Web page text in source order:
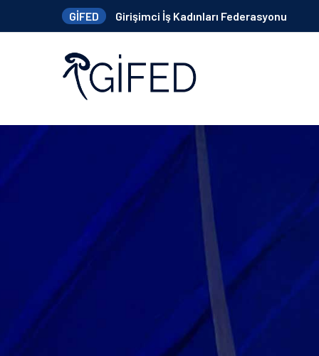
GİFED Girişimci İş Kadınları Federasyonu